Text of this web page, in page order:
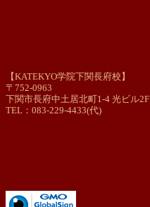
【KATEKYO学院下関長府校】
〒752-0963
下関市長府中土居北町1-4 光ビル2F
TEL：083-229-4433(代)